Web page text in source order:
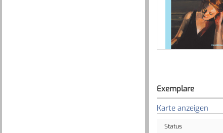
Exemplare
Karte anzeigen
Status